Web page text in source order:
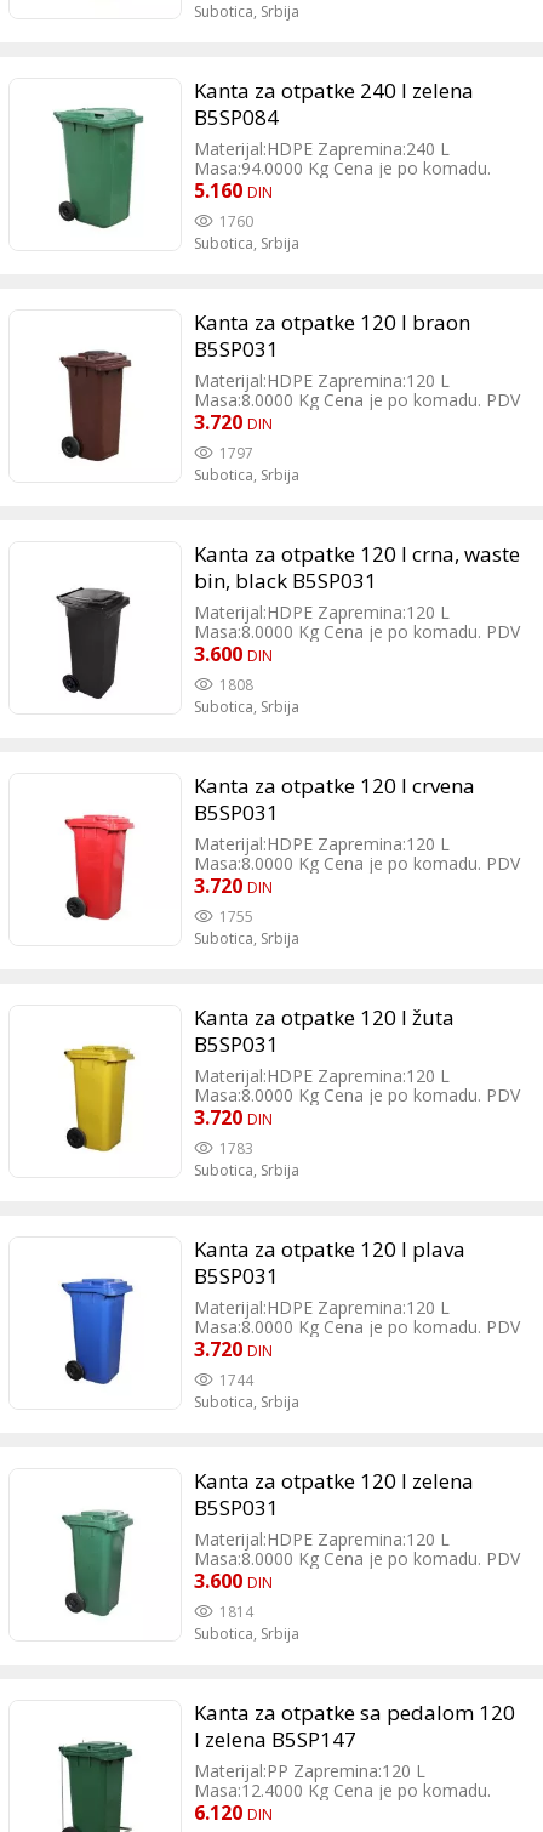
Subotica, Srbija
Kanta za otpatke 240 l zelena
B5SP084
Materijal:HDPE Zapremina:240 L
Masa:94.0000 Kg Cena je po komadu.
PDV je uračunat.
5.160 DIN
1760
Subotica, Srbija
Kanta za otpatke 120 l braon
B5SP031
Materijal:HDPE Zapremina:120 L
Masa:8.0000 Kg Cena je po komadu. PDV
je uračunat.
3.720 DIN
1797
Subotica, Srbija
Kanta za otpatke 120 l crna, waste
bin, black B5SP031
Materijal:HDPE Zapremina:120 L
Masa:8.0000 Kg Cena je po komadu. PDV
je uračunat.
3.600 DIN
1808
Subotica, Srbija
Kanta za otpatke 120 l crvena
B5SP031
Materijal:HDPE Zapremina:120 L
Masa:8.0000 Kg Cena je po komadu. PDV
je uračunat.
3.720 DIN
1755
Subotica, Srbija
Kanta za otpatke 120 l žuta
B5SP031
Materijal:HDPE Zapremina:120 L
Masa:8.0000 Kg Cena je po komadu. PDV
je uračunat.
3.720 DIN
1783
Subotica, Srbija
Kanta za otpatke 120 l plava
B5SP031
Materijal:HDPE Zapremina:120 L
Masa:8.0000 Kg Cena je po komadu. PDV
je uračunat.
3.720 DIN
1744
Subotica, Srbija
Kanta za otpatke 120 l zelena
B5SP031
Materijal:HDPE Zapremina:120 L
Masa:8.0000 Kg Cena je po komadu. PDV
je uračunat.
3.600 DIN
1814
Subotica, Srbija
Kanta za otpatke sa pedalom 120
l zelena B5SP147
Materijal:PP Zapremina:120 L
Masa:12.4000 Kg Cena je po komadu.
PDV je uračunat.
6.120 DIN